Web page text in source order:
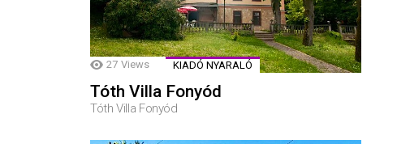
27 Views KIADÓ NYARALÓ
Tóth Villa Fonyód
Tóth Villa Fonyód